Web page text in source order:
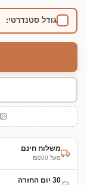
גודל סטנדרטי:
משלוח חינם
מעל ₪300
30 יום החזרה